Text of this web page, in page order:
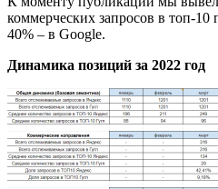
коммерческих запросов в топ-
40% – в Google.
Динамика позиций за 2022 год